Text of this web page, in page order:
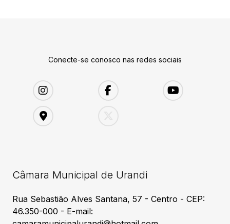
Conecte-se conosco nas redes sociais
Câmara Municipal de Urandi
Rua Sebastião Alves Santana, 57 - Centro - CEP:
46.350-000 - E-mail: